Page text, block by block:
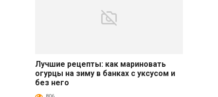
Лучшие рецепты: как мариновать
огурцы на зиму в банках с уксусом и
без него